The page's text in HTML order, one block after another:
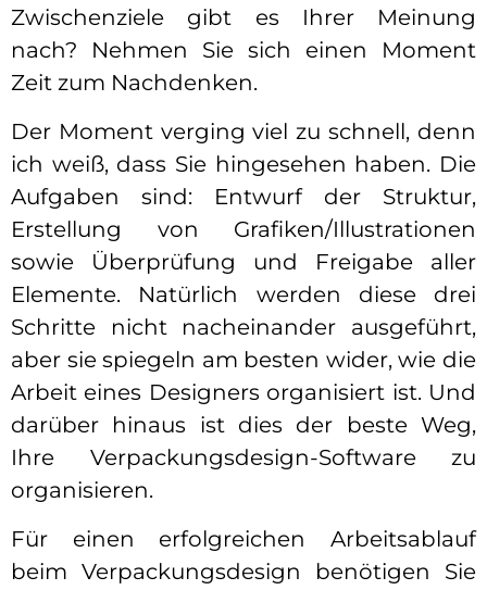
Zwischenziele gibt es Ihrer Meinung
nach? Nehmen Sie sich einen Moment
Zeit zum Nachdenken.
Der Moment verging viel zu schnell, denn
ich weiß, dass Sie hingesehen haben. Die
Aufgaben sind: Entwurf der Struktur,
Erstellung von Grafiken/Illustrationen
sowie Überprüfung und Freigabe aller
Elemente. Natürlich werden diese drei
Schritte nicht nacheinander ausgeführt,
aber sie spiegeln am besten wider, wie die
Arbeit eines Designers organisiert ist. Und
darüber hinaus ist dies der beste Weg,
Ihre Verpackungsdesign-Software zu
organisieren.
Für einen erfolgreichen Arbeitsablauf
beim Verpackungsdesign benötigen Sie